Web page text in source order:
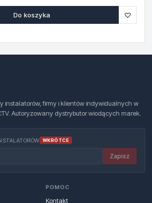
Do koszyka ♡
instalatorów, firmy i klientów indywidualnych w
Autoryzowany dystrybutor wiodących marek.
WKRÓTCE
Zapisz
POMOC
Kontakt